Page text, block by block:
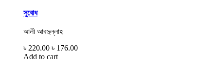
সুবোধ
আলী আবদুল্লাহ
৳ 220.00 ৳ 176.00
Add to cart